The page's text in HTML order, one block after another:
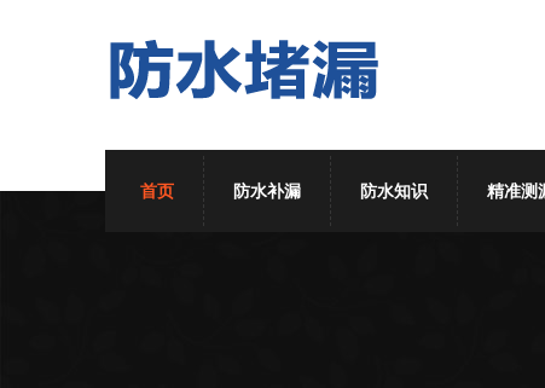
首页 防水补漏 防水知识 精准测